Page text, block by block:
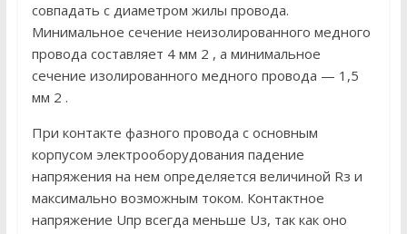
совпадать с диаметром жилы провода.
Минимальное сечение неизолированного медного
провода составляет 4 мм 2 , а минимальное
сечение изолированного медного провода — 1,5
мм 2 .
При контакте фазного провода с основным
корпусом электрооборудования падение
напряжения на нем определяется величиной Rз и
максимально возможным током. Контактное
напряжение Uпр всегда меньше Uз, так как оно